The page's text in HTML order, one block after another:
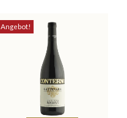
Angebot!